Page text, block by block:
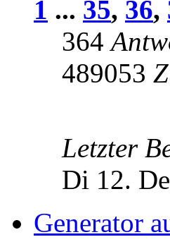
1 ... 35, 36,
364
489053
Letzter
Di 12.
Generator